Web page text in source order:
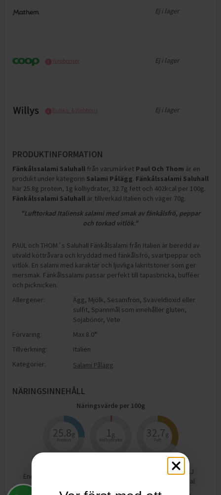
Ej i lager
Webbpriser Ej i lager
Butiks- & Webbpris Ej i lager
PRODUKTINFORMATION
Fänkålssalami Saluhall från varumärket Paul Och Thom är en
produkt under kategorin Salami Pålägg. Fänkålssalami Saluhall
har 25.8g protein, 1g kolhydrater, 32.7g fett och 402kcal per 100g.
Fänkålssalami Saluhall är tillverkad Italien och väger 70g.
"Lufttorkad Italiensk salami med smak av fänkålsfrö, peppar
och torkad vitlök."
PAUL och THOM´s Saluhall Fänkålsalami från Italien är beredd av
utvald köttråvara och kryddad med fänkålsfrö, svartpeppar och
vitlök. En salami med karaktär och ljuvliga lakritstoner som ger
mersmak. Fänkålssalami passar perfekt till tapasbricka, bufféer
och picknicken.
Allergener:
Ägg, Mjölk, Sesamfrön, Svaveldioxid eller
sulfit, Spannmål som innehåller gluten,
Sojabönor,Vete
Förvaring:
Max 8.0°
Tillverkning:
Italien
Kategorier:
Salami Pålägg
NÄRINGSINNEHÅLL
Näringsvärde per 100g
25.8g
Protein
1 g
Kolhydrater
32.7g
Fett
Energi
1681 kJ
kcal